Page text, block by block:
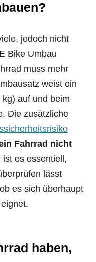
jedoch nicht
Bike Umbau
muss mehr
weist ein
kg) auf und beim
Die zusätzliche
Fahrrad nicht
ist es essentiell,
lässt
es sich überhaupt
haben,